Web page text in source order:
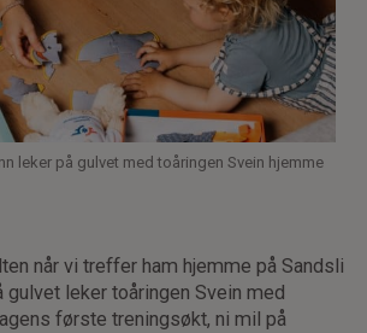
leker på gulvet med toåringen Svein hjemme
når vi treffer ham hjemme på Sandsli
gulvet leker toåringen Svein med
første treningsøkt, ni mil på